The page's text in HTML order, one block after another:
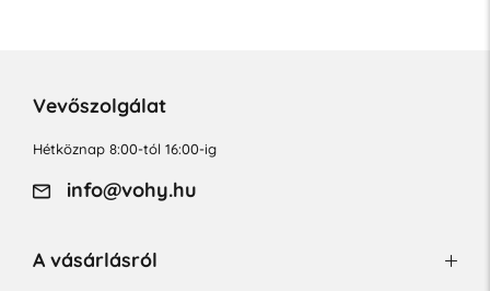
Vevőszolgálat
Hétköznap 8:00-tól 16:00-ig
info@vohy.hu
A vásárlásról